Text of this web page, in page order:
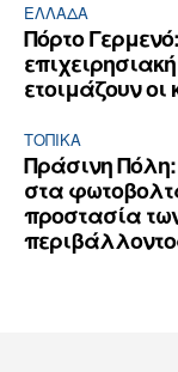
ΕΛΛΆΔΑ
Πόρτο
ετοιμάζουν οι
ΤΟΠΙΚΑ
Πράσινη
στα
προστασία